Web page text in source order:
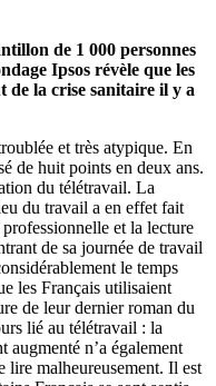
de 1 000 personnes
Ipsos révèle que les
de la crise sanitaire il y a
et très atypique. En
de huit points en deux ans.
du télétravail. La
du travail a en effet fait
et la lecture
de sa journée de travail
le temps
les Français utilisaient
de leur dernier roman du
lié au télétravail : la
augmenté n’a également
lire malheureusement. Il est